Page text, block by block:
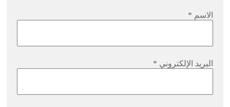
الاسم *
البريد الإلكتروني *